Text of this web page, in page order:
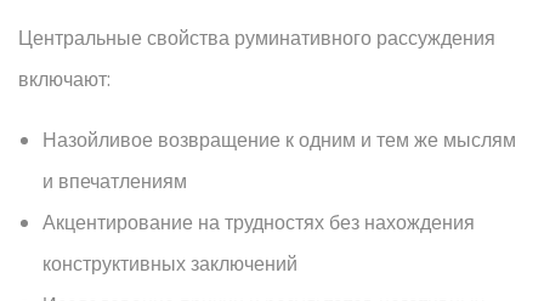
Центральные свойства руминативного рассуждения
включают:
Назойливое возвращение к одним и тем же мыслям
и впечатлениям
Акцентирование на трудностях без нахождения
конструктивных заключений